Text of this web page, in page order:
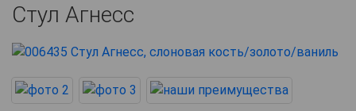
Стул Агнесс